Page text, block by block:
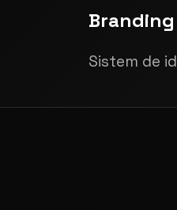
Branding
Sistem de